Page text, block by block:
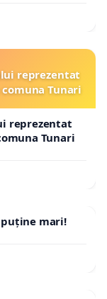
reprezentat
Tunari
reprezentat
Tunari
mari!